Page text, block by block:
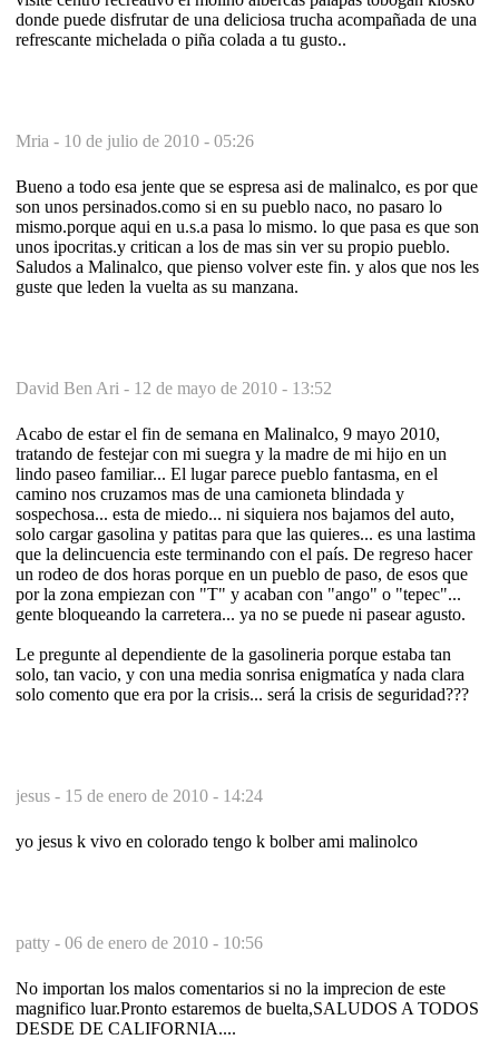
donde puede disfrutar de una deliciosa trucha acompañada de una
refrescante michelada o piña colada a tu gusto..
Mria - 10 de julio de 2010 - 05:26
Bueno a todo esa jente que se espresa asi de malinalco, es por que
son unos persinados.como si en su pueblo naco, no pasaro lo
mismo.porque aqui en u.s.a pasa lo mismo. lo que pasa es que son
unos ipocritas.y critican a los de mas sin ver su propio pueblo.
Saludos a Malinalco, que pienso volver este fin. y alos que nos les
guste que leden la vuelta as su manzana.
David Ben Ari - 12 de mayo de 2010 - 13:52
Acabo de estar el fin de semana en Malinalco, 9 mayo 2010,
tratando de festejar con mi suegra y la madre de mi hijo en un
lindo paseo familiar... El lugar parece pueblo fantasma, en el
camino nos cruzamos mas de una camioneta blindada y
sospechosa... esta de miedo... ni siquiera nos bajamos del auto,
solo cargar gasolina y patitas para que las quieres... es una lastima
que la delincuencia este terminando con el país. De regreso hacer
un rodeo de dos horas porque en un pueblo de paso, de esos que
por la zona empiezan con "T" y acaban con "ango" o "tepec"...
gente bloqueando la carretera... ya no se puede ni pasear agusto.
Le pregunte al dependiente de la gasolineria porque estaba tan
solo, tan vacio, y con una media sonrisa enigmatíca y nada clara
solo comento que era por la crisis... será la crisis de seguridad???
jesus - 15 de enero de 2010 - 14:24
yo jesus k vivo en colorado tengo k bolber ami malinolco
patty - 06 de enero de 2010 - 10:56
No importan los malos comentarios si no la imprecion de este
magnifico luar.Pronto estaremos de buelta,SALUDOS A TODOS
DESDE DE CALIFORNIA....